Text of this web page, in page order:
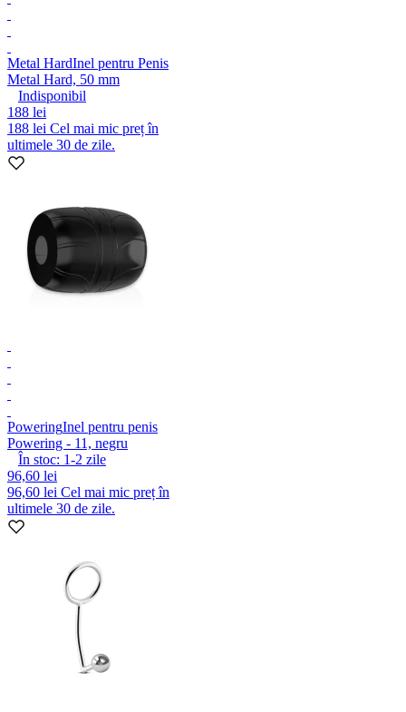
Metal HardInel pentru Penis
Metal Hard, 50 mm
Indisponibil
188 lei
188 lei Cel mai mic preț în
ultimele 30 de zile.
PoweringInel pentru penis
Powering - 11, negru
În stoc: 1-2 zile
96,60 lei
96,60 lei Cel mai mic preț în
ultimele 30 de zile.